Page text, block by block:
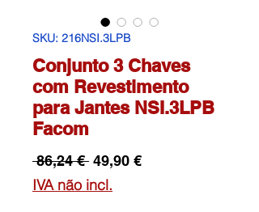
SKU: 216NSI.3LPB
Conjunto 3 Chaves
com Revestimento
para Jantes NSI.3LPB
Facom
86,24 € Preço
normal
49,90 €Preço
IVA não incl.